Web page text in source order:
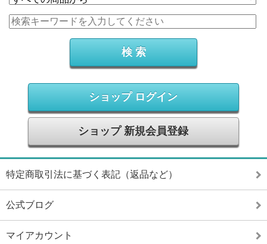
ショップ ログイン
ショップ 新規会員登録
特定商取引法に基づく表記（返品など）
公式ブログ
マイアカウント